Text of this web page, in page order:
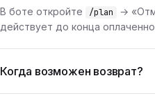
В боте откройте /plan
→
действует до конца
Когда возможен возврат?